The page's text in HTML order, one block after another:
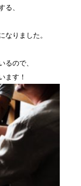
る、
なりました。
るので、
ます！